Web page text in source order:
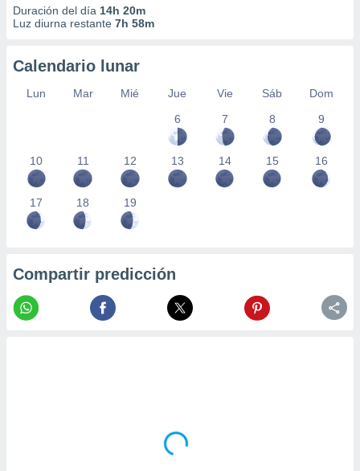
Duración del día 14h 20m
Luz diurna restante 7h 58m
Calendario lunar
Lun Mar Mié Jue Vie Sáb
Dom
6
7 8 9
10 11 12 13 14 15 16
17 18 19
Compartir predicción